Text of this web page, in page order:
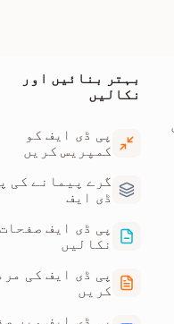
بہتر بنائیں اور
نکالیں
پی ڈی ایف کو
کمپریس کریں
گرے پیمانے کی
ڈی ایف
پی ڈی ایف صفحات
نکالیں
پی ڈی ایف کی
کریں